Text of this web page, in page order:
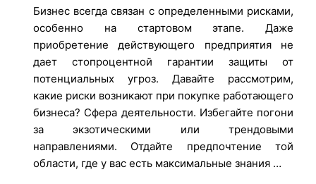
Бизнес всегда связан с определенными рисками,
особенно на стартовом этапе. Даже
приобретение действующего предприятия не
дает стопроцентной гарантии защиты от
потенциальных угроз. Давайте рассмотрим,
какие риски возникают при покупке работающего
бизнеса? Сфера деятельности. Избегайте погони
за экзотическими или трендовыми
направлениями. Отдайте предпочтение той
области, где у вас есть максимальные знания …